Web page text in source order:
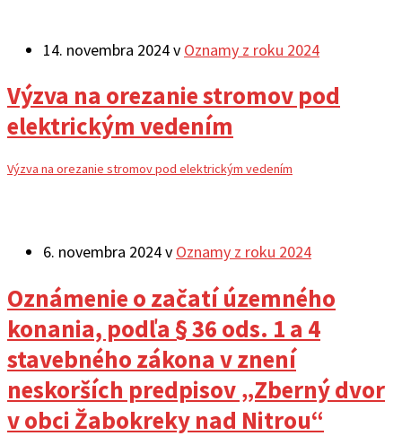
14. novembra 2024v Oznamy z roku 2024
Výzva na orezanie stromov pod
elektrickým vedením
Výzva na orezanie stromov pod elektrickým vedením
6. novembra 2024v Oznamy z roku 2024
Oznámenie o začatí územného
konania, podľa § 36 ods. 1 a 4
stavebného zákona v znení
neskorších predpisov „Zberný dvor
v obci Žabokreky nad Nitrou“